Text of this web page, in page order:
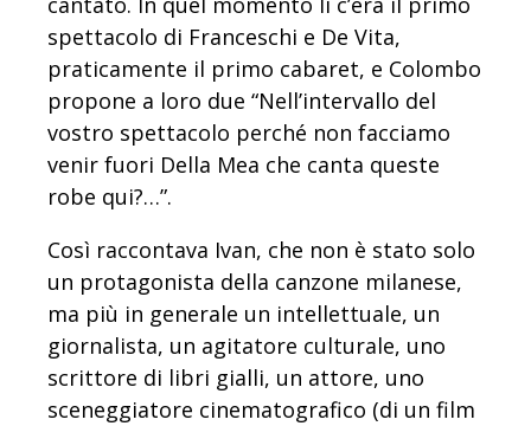
spettacolo di Franceschi e De Vita,
praticamente il primo cabaret, e Colombo
propone a loro due “Nell’intervallo del
vostro spettacolo perché non facciamo
venir fuori Della Mea che canta queste
robe qui?…”.
Così raccontava Ivan, che non è stato solo
un protagonista della canzone milanese,
ma più in generale un intellettuale, un
giornalista, un agitatore culturale, uno
scrittore di libri gialli, un attore, uno
sceneggiatore cinematografico (di un film